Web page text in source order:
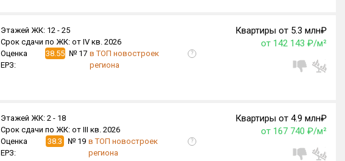
Этажей ЖК: 12 - 25
Срок сдачи по ЖК: от IV кв. 2026
Оценка
ЕРЗ:
38.55 № 17 в ТОП новостроек
региона
?
Квартиры от 5.3 млн₽
от 142 143 ₽/м²
Этажей ЖК: 2 - 18
Срок сдачи по ЖК: от III кв. 2026
Оценка
ЕРЗ:
38.3 № 19 в ТОП новостроек
региона
?
Квартиры от 4.9 млн₽
от 167 740 ₽/м²